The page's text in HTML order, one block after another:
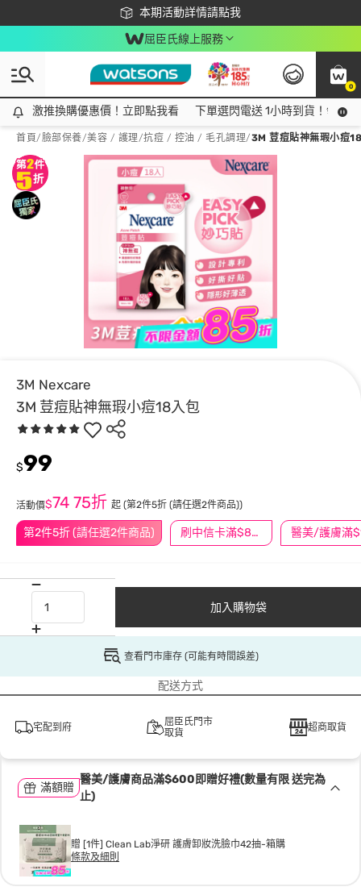
本期活動詳情請點我
下載app最高回饋$350
屈臣氏線上服務
0
激推換購優惠價！立即點我看
激推換購優惠價！立即點我看 下單選閃電送 1小時到貨！領神
首頁/臉部保養/美容 / 護理/抗痘 / 控油 / 毛孔調理/3M 荳痘貼神無瑕小痘
3M Nexcare
3M 荳痘貼神無瑕小痘18入包
第2件5折 (請任選2件商品) 刷中信卡滿$888送3萬點
$99
活動價$74 75折 起 (第2件5折 (請任選2件商品))
加入購物袋
查看門市庫存 (可能有時間誤差)
配送方式
宅配到府
屈臣氏門市
取貨
超商取貨
滿額贈
醫美/護膚商品滿$600即贈好禮(數量有限 送完為
止)
贈 [1件] Clean Lab淨研 護膚卸妝洗臉巾42抽-箱購
條款及細則